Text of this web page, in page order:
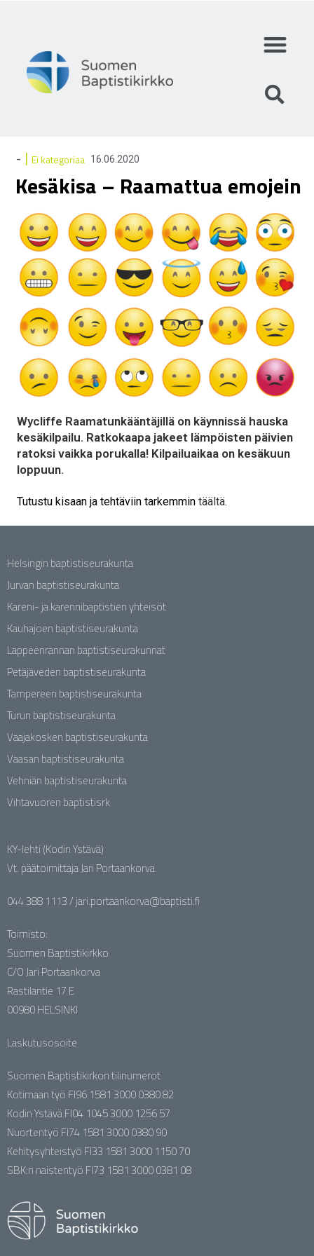
- | Ei kategoriaa 16.06.2020
Kesäkisa – Raamattua emojein
Wycliffe Raamatunkääntäjillä on käynnissä hauska
kesäkilpailu. Ratkokaapa jakeet lämpöisten päivien
ratoksi vaikka porukalla! Kilpailuaikaa on kesäkuun
loppuun.
Tutustu kisaan ja tehtäviin tarkemmin täältä.
Helsingin baptistiseurakunta
Jurvan baptistiseurakunta
Kareni- ja karennibaptistien yhteisöt
Kauhajoen baptistiseurakunta
Lappeenrannan baptistiseurakunnat
Petäjäveden baptistiseurakunta
Tampereen baptistiseurakunta
Turun baptistiseurakunta
Vaajakosken baptistiseurakunta
Vaasan baptistiseurakunta
Vehniän baptistiseurakunta
Vihtavuoren baptistisrk
KY-lehti (Kodin Ystävä)
Vt. päätoimittaja Jari Portaankorva
044 388 1113 / jari.portaankorva@baptisti.fi
Toimisto:
Suomen Baptistikirkko
C/O Jari Portaankorva
Rastilantie 17 E
00980 HELSINKI
Laskutusosoite
Suomen Baptistikirkon tilinumerot
Kotimaan työ FI96 1581 3000 0380 82
Kodin Ystävä FI04 1045 3000 1256 57
Nuortentyö FI74 1581 3000 0380 90
Kehitysyhteistyö FI33 1581 3000 1150 70
SBK:n naistentyö FI73 1581 3000 0381 08